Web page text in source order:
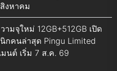
งหาคม
ามจุใหม่ 12GB+512GB เปิด
กคนล่าสุด Pingu Limited
นต์ เริ่ม 7 ส.ค. 69